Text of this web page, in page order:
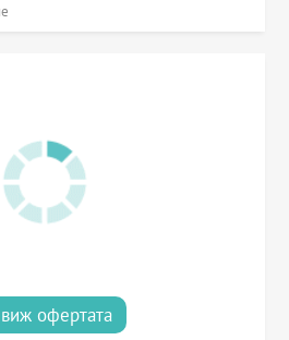
виж офертата